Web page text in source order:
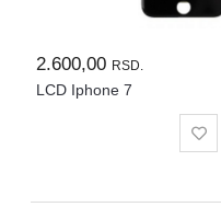
2.600,00 RSD.
LCD Iphone 7